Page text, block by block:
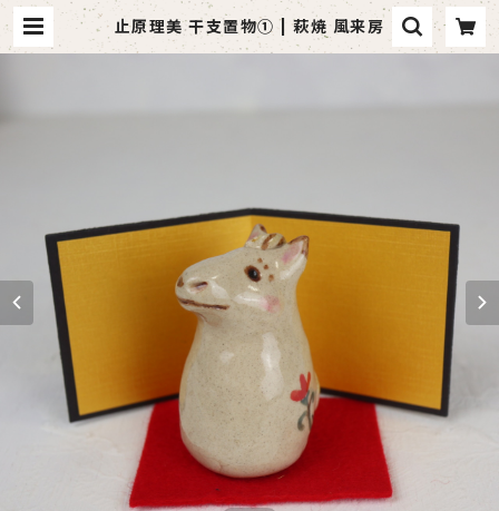
止原理美 干支置物① | 萩焼 風来房